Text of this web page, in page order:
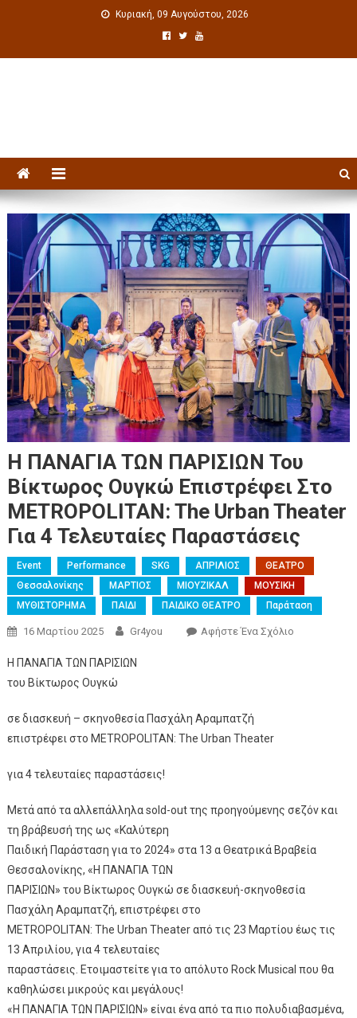
Κυριακή, 09 Αυγούστου, 2026
Η ΠΑΝΑΓΙΑ ΤΩΝ ΠΑΡΙΣΙΩΝ Του
Βίκτωρος Ουγκώ Επιστρέφει Στο
METROPOLITAN: The Urban Theater
Για 4 Τελευταίες Παραστάσεις
Event Performance SKG ΑΠΡΙΛΙΟΣ
ΘΕΑΤΡΟ
Θεσσαλονίκης
ΜΑΡΤΙΟΣ ΜΙΟΥΖΙΚΑΛ
ΜΟΥΣΙΚΗ
ΜΥΘΙΣΤΟΡΗΜΑ
ΠΑΙΔΙ ΠΑΙΔΙΚΟ ΘΕΑΤΡΟ Παράταση
16 Μαρτίου 2025 Gr4you Αφήστε Ένα Σχόλιο
Η ΠΑΝΑΓΙΑ ΤΩΝ ΠΑΡΙΣΙΩΝ
του Βίκτωρος Ουγκώ
σε διασκευή – σκηνοθεσία Πασχάλη Αραμπατζή
επιστρέφει στο METROPOLITAN: The Urban Theater
για 4 τελευταίες παραστάσεις!
Μετά από τα αλλεπάλληλα sold-out της προηγούμενης σεζόν και
τη βράβευσή της ως «Καλύτερη
Παιδική Παράσταση για το 2024» στα 13 α Θεατρικά Βραβεία
Θεσσαλονίκης, «Η ΠΑΝΑΓΙΑ ΤΩΝ
ΠΑΡΙΣΙΩΝ» του Βίκτωρος Ουγκώ σε διασκευή-σκηνοθεσία
Πασχάλη Αραμπατζή, επιστρέφει στο
METROPOLITAN: The Urban Theater από τις 23 Μαρτίου έως τις
13 Απριλίου, για 4 τελευταίες
παραστάσεις. Ετοιμαστείτε για το απόλυτο Rock Musical που θα
καθηλώσει μικρούς και μεγάλους!
«Η ΠΑΝΑΓΙΑ ΤΩΝ ΠΑΡΙΣΙΩΝ» είναι ένα από τα πιο πολυδιαβασμένα,